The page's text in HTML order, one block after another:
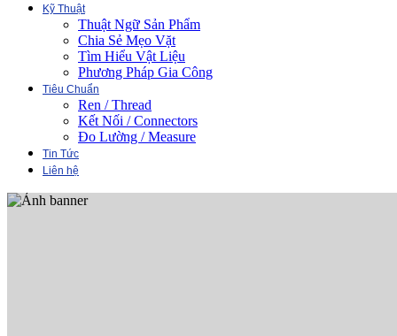
Kỹ Thuật
Thuật Ngữ Sản Phẩm
Chia Sẻ Mẹo Vặt
Tìm Hiểu Vật Liệu
Phương Pháp Gia Công
Tiêu Chuẩn
Ren / Thread
Kết Nối / Connectors
Đo Lường / Measure
Tin Tức
Liên hệ